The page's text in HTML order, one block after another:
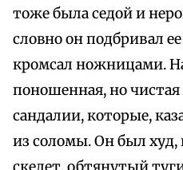
тоже была седой и
словно он подбривал
кромсал ножницами.
поношенная, но чистая
сандалии, которые,
из соломы. Он был худ,